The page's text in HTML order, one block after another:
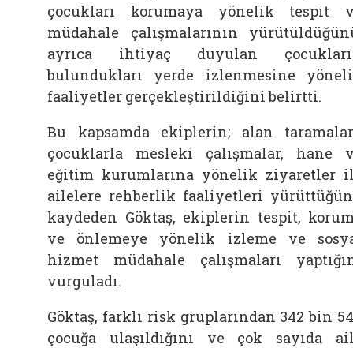
çocukları korumaya yönelik tespit
müdahale çalışmalarının
ayrıca ihtiyaç duyulan
bulundukları yerde izlenmesine
faaliyetler gerçekleştirildiğini belirtti.
Bu kapsamda ekiplerin; alan
çocuklarla mesleki çalışmalar, hane
eğitim kurumlarına yönelik ziyaretler
ailelere rehberlik faaliyetleri
kaydeden Göktaş, ekiplerin tespit,
ve önlemeye yönelik izleme ve
hizmet müdahale çalışmaları
vurguladı.
Göktaş, farklı risk gruplarından 342 bin
çocuğa ulaşıldığını ve çok sayıda